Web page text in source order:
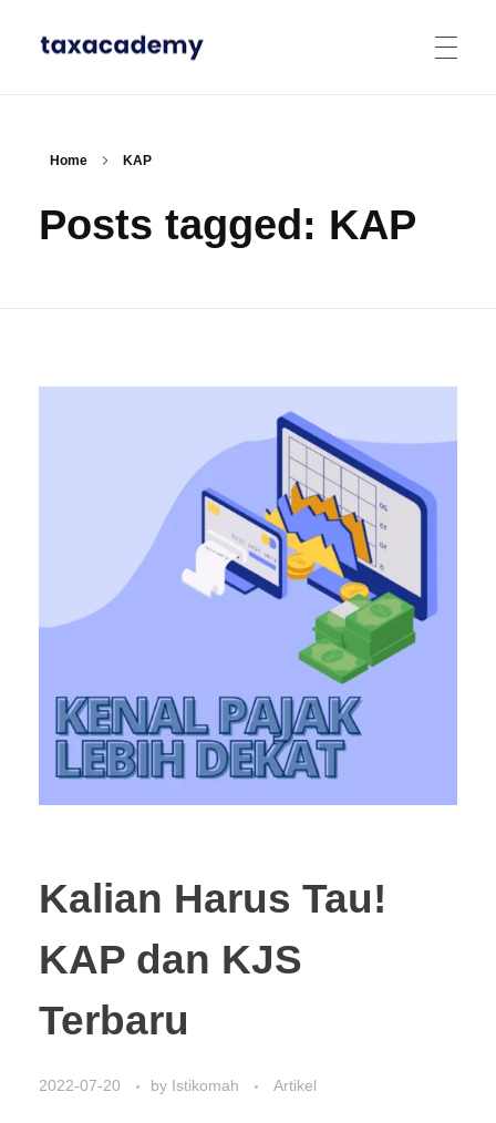
Home KAP
Posts tagged: KAP
Kalian Harus Tau!
KAP dan KJS
Terbaru
2022-07-20 by Istikomah Artikel